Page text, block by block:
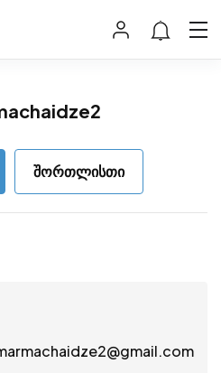
შორთლისთი